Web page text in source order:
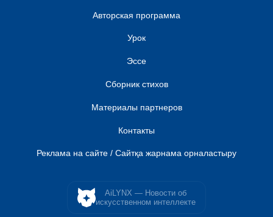
Авторская программа
Урок
Эссе
Сборник стихов
Материалы партнеров
Контакты
Реклама на сайте / Сайтқа жарнама орналастыру
AiLYNX — Новости об
искусственном интеллекте